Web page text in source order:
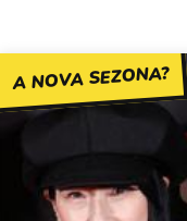
A NOVA SEZONA?